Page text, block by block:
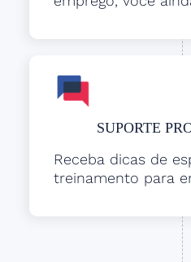
SUPORTE
Receba dicas de
treinamento para